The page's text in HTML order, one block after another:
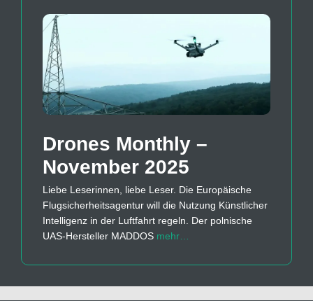
Drones Monthly –
November 2025
Liebe Leserinnen, liebe Leser. Die Europäische
Flugsicherheitsagentur will die Nutzung Künstlicher
Intelligenz in der Luftfahrt regeln. Der polnische
UAS-Hersteller MADDOS mehr…